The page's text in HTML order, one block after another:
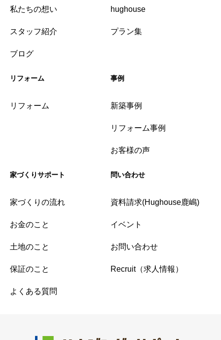
私たちの想い
スタッフ紹介
ブログ
hughouse
プラン集
リフォーム
リフォーム
事例
新築事例
リフォーム事例
お客様の声
家づくりサポート
家づくりの流れ
お金のこと
土地のこと
保証のこと
よくある質問
問い合わせ
資料請求(Hughouse鹿嶋)
イベント
お問い合わせ
Recruit（求人情報）